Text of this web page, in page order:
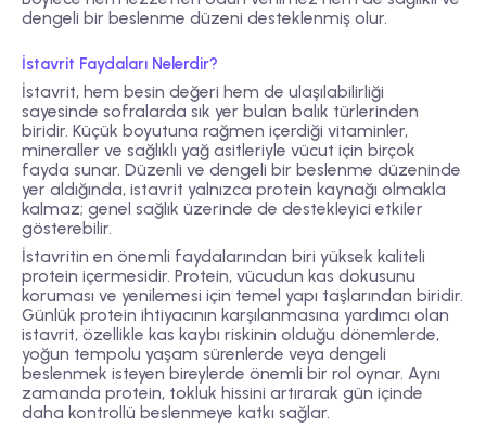
dengeli bir beslenme düzeni desteklenmiş olur.
İstavrit Faydaları Nelerdir?
İstavrit, hem besin değeri hem de ulaşılabilirliği
sayesinde sofralarda sık yer bulan balık türlerinden
biridir. Küçük boyutuna rağmen içerdiği vitaminler,
mineraller ve sağlıklı yağ asitleriyle vücut için birçok
fayda sunar. Düzenli ve dengeli bir beslenme düzeninde
yer aldığında, istavrit yalnızca protein kaynağı olmakla
kalmaz; genel sağlık üzerinde de destekleyici etkiler
gösterebilir.
İstavritin en önemli faydalarından biri yüksek kaliteli
protein içermesidir. Protein, vücudun kas dokusunu
koruması ve yenilemesi için temel yapı taşlarından biridir.
Günlük protein ihtiyacının karşılanmasına yardımcı olan
istavrit, özellikle kas kaybı riskinin olduğu dönemlerde,
yoğun tempolu yaşam sürenlerde veya dengeli
beslenmek isteyen bireylerde önemli bir rol oynar. Aynı
zamanda protein, tokluk hissini artırarak gün içinde
daha kontrollü beslenmeye katkı sağlar.